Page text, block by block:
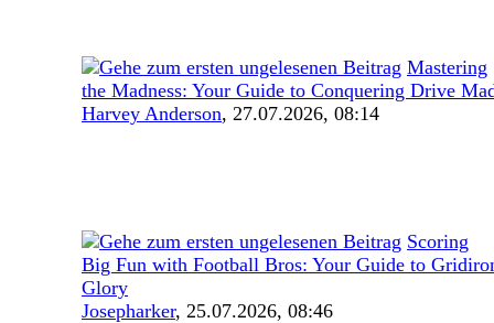
Mastering
the Madness: Your Guide to Conquering Drive
Harvey Anderson, 27.07.2026, 08:14
Scoring
Big Fun with Football Bros: Your Guide to
Glory
Josepharker, 25.07.2026, 08:46